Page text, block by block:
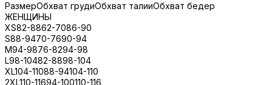
РазмерОбхват грудиОбхват талииОбхват бедер
ЖЕНЩИНЫ
XS82-8862-7086-90
S88-9470-7690-94
M94-9876-8294-98
L98-10482-8898-104
XL104-11088-94104-110
2XL110-11694-100110-116